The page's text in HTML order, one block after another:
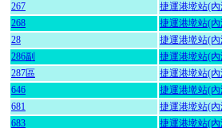
267
捷運港墘站(
268
捷運港墘站(
28
捷運港墘站(
286副
捷運港墘站(
287區
捷運港墘站(
646
捷運港墘站(
681
捷運港墘站(
683
捷運港墘站(